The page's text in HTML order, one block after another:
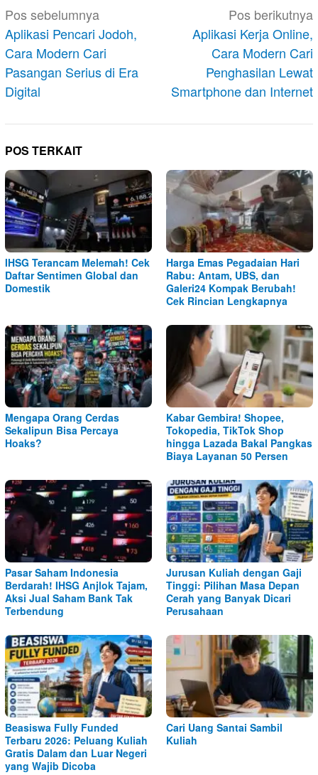
Navigasi
pos
Pos sebelumnya
Aplikasi Pencari Jodoh,
Cara Modern Cari
Pasangan Serius di Era
Digital
Pos berikutnya
Aplikasi Kerja Online,
Cara Modern Cari
Penghasilan Lewat
Smartphone dan Internet
POS TERKAIT
IHSG Terancam Melemah! Cek
Daftar Sentimen Global dan
Domestik
Harga Emas Pegadaian Hari
Rabu: Antam, UBS, dan
Galeri24 Kompak Berubah!
Cek Rincian Lengkapnya
Mengapa Orang Cerdas
Sekalipun Bisa Percaya
Hoaks?
Kabar Gembira! Shopee,
Tokopedia, TikTok Shop
hingga Lazada Bakal Pangkas
Biaya Layanan 50 Persen
Pasar Saham Indonesia
Berdarah! IHSG Anjlok Tajam,
Aksi Jual Saham Bank Tak
Terbendung
Jurusan Kuliah dengan Gaji
Tinggi: Pilihan Masa Depan
Cerah yang Banyak Dicari
Perusahaan
Beasiswa Fully Funded
Terbaru 2026: Peluang Kuliah
Gratis Dalam dan Luar Negeri
yang Wajib Dicoba
Cari Uang Santai Sambil
Kuliah